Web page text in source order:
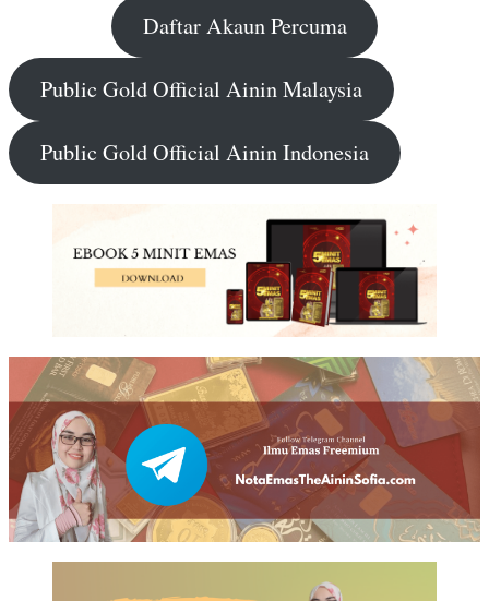
Daftar Akaun Percuma
Public Gold Official Ainin Malaysia
Public Gold Official Ainin Indonesia